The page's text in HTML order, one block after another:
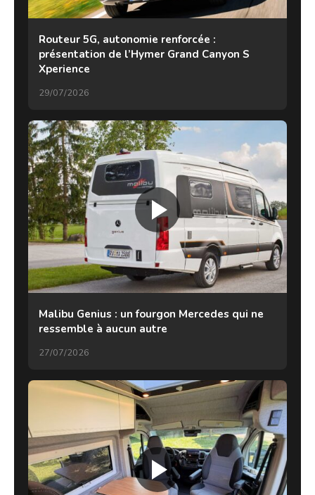
Routeur 5G, autonomie renforcée :
présentation de l’Hymer Grand Canyon S
Xperience
29/07/2026
Malibu Genius : un fourgon Mercedes qui ne
ressemble à aucun autre
27/07/2026